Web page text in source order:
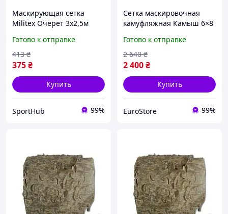
Маскирующая сетка
Militex Очерет 3х2,5м
Готово к отправке
375₴
413 ₴
Купить
SportHub 99%
Сетка маскировочная
камуфляжная Камыш 6×8
техники и укрытий Militex
Готово к отправке
2 400₴
2 640 ₴
Купить
EuroStore 99%